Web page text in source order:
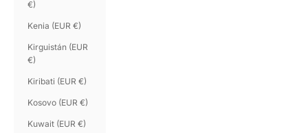
€)
Kenia (EUR €)
Kirguistán (EUR
€)
Kiribati (EUR €)
Kosovo (EUR €)
Kuwait (EUR €)